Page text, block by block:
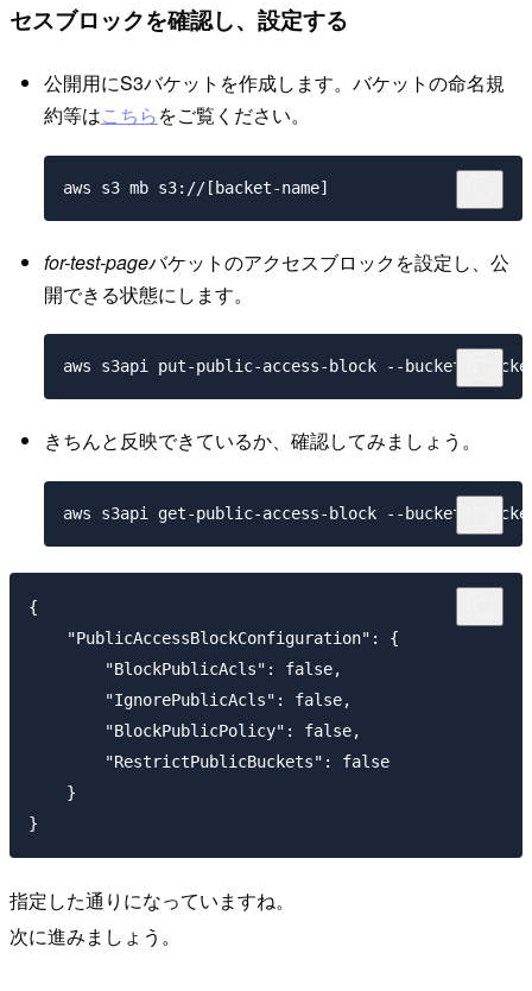
セスブロックを確認し、設定する
公開用にS3バケットを作成します。バケットの命名規
約等はこちらをご覧ください。
for-test-pageバケットのアクセスブロックを設定し、公
開できる状態にします。
きちんと反映できているか、確認してみましょう。
{
    "PublicAccessBlockConfiguration": {
        "BlockPublicAcls": false,
        "IgnorePublicAcls": false,
        "BlockPublicPolicy": false,
        "RestrictPublicBuckets": false
    }
指定した通りになっていますね。
次に進みましょう。